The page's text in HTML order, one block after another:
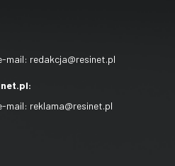
mail: redakcja@resinet.pl
mail: reklama@resinet.pl